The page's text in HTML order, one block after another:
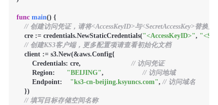
func main() {
// 创建访问凭证，请将<AccessKeyID>与<SecretAccessKey>替换为
    cre := credentials.NewStaticCredentials(
"<AccessKeyID>",
// 创建KS3客户端，更多配置项请查看初始化文档
    client := s3.New(&aws.Config{
        Credentials: cre,
// 访问凭证
        Region:
"BEIJING", // 访问地域
        Endpoint:
"ks3-cn-beijing.ksyuncs.com", // 访问域名
    })
// 填写目标存储空间名称